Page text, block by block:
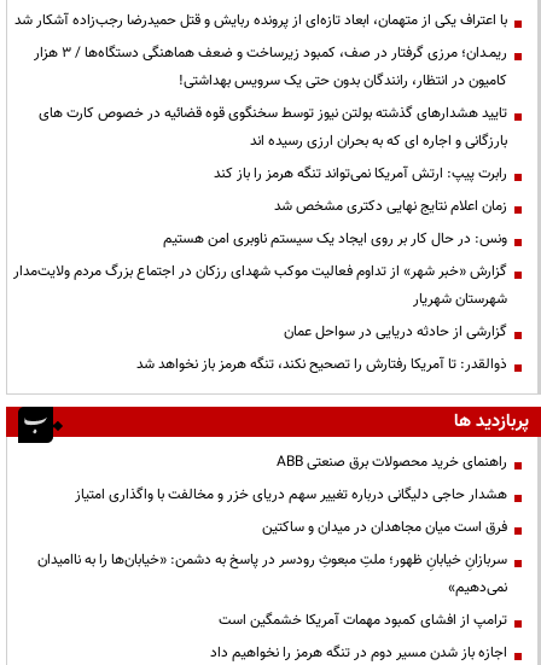
با اعتراف یکی از متهمان، ابعاد تازه‌ای از پرونده ربایش و قتل حمیدرضا رجب‌زاده آشکار شد
ریمـدان؛ مرزی گرفتار در صف، کمبود زیرساخت و ضعف هماهنگی دستگاه‌ها / ۳ هزار
کامیون در انتظار، رانندگان بدون حتی یک سرویس بهداشتی!
تایید هشدارهای گذشته بولتن نیوز توسط سخنگوی قوه قضائیه در خصوص کارت های
بارزگانی و اجاره ای که به بحران ارزی رسیده اند
رابرت پیپ: ارتش آمریکا نمی‌تواند تنگه هرمز را باز کند
زمان اعلام نتایج نهایی دکتری مشخص شد
ونس: در حال کار بر روی ایجاد یک سیستم ناوبری امن هستیم
گزارش «خبر شهر» از تداوم فعالیت موکب شهدای رزکان در اجتماع بزرگ مردم ولایت‌مدار
شهرستان شهریار
گزارشی از حادثه دریایی در سواحل عمان
ذوالقدر: تا آمریکا رفتارش را تصحیح نکند، تنگه هرمز باز نخواهد شد
پربازدید ها
راهنمای خرید محصولات برق صنعتی ABB
هشدار حاجی دلیگانی درباره تغییر سهم دریای خزر و مخالفت با واگذاری امتیاز
فرق است میان مجاهدان در میدان و ساکتین
سربازانِ خیابانِ ظهور؛ ملتِ مبعوثِ رودسر در پاسخ به دشمن: «خیابان‌ها را به ناامیدان
نمی‌دهیم»
ترامپ از افشای کمبود مهمات آمریکا خشمگین است
اجازه باز شدن مسیر دوم در تنگه هرمز را نخواهیم داد